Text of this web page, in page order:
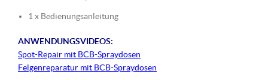
1 x Bedienungsanleitung
ANWENDUNGSVIDEOS:
Spot-Repair mit BCB-Spraydosen
Felgenreparatur mit BCB-Spraydosen